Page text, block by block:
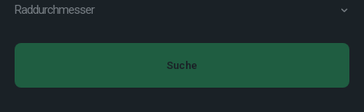
Raddurchmesser
Suche